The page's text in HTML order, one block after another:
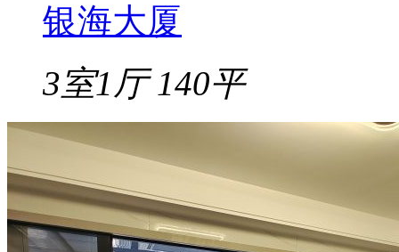
银海大厦
3室1厅 140平